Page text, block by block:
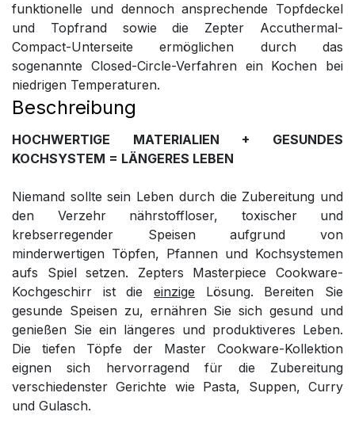
funktionelle und dennoch ansprechende Topfdeckel
und Topfrand sowie die Zepter Accuthermal-
Compact-Unterseite ermöglichen durch das
sogenannte Closed-Circle-Verfahren ein Kochen bei
niedrigen Temperaturen.
Beschreibung
HOCHWERTIGE MATERIALIEN + GESUNDES
KOCHSYSTEM = LÄNGERES LEBEN
Niemand sollte sein Leben durch die Zubereitung und
den Verzehr nährstoffloser, toxischer und
krebserregender Speisen aufgrund von
minderwertigen Töpfen, Pfannen und Kochsystemen
aufs Spiel setzen. Zepters Masterpiece Cookware-
Kochgeschirr ist die einzige Lösung. Bereiten Sie
gesunde Speisen zu, ernähren Sie sich gesund und
genießen Sie ein längeres und produktiveres Leben.
Die tiefen Töpfe der Master Cookware-Kollektion
eignen sich hervorragend für die Zubereitung
verschiedenster Gerichte wie Pasta, Suppen, Curry
und Gulasch.